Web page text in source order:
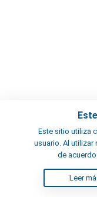
Este sitio utiliza
usuario. Al
de
Leer